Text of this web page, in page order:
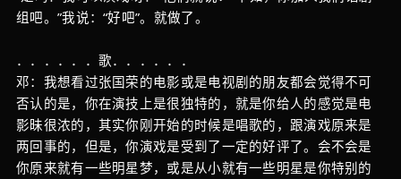
组吧。”我说：“好吧”。就做了。
．．．．．．歌．．．．．．
邓：我想看过张国荣的电影或是电视剧的朋友都会觉得不可
否认的是，你在演技上是很独特的，就是你给人的感觉是电
影昧很浓的，其实你刚开始的时候是唱歌的，跟演戏原来是
两回事的，但是，你演戏是受到了一定的好评了。会不会是
你原来就有一些明星梦，或是从小就有一些明星是你特别的